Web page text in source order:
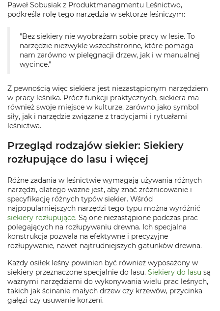
Paweł Sobusiak z Produktmanagmentu Leśnictwo,
podkreśla rolę tego narzędzia w sektorze leśniczym:
"Bez siekiery nie wyobrażam sobie pracy w lesie. To
narzędzie niezwykle wszechstronne, które pomaga
nam zarówno w pielęgnacji drzew, jak i w manualnej
wycince."
Z pewnością więc siekiera jest niezastąpionym narzędziem
w pracy leśnika. Prócz funkcji praktycznych, siekiera ma
również swoje miejsce w kulturze, zarówno jako symbol
siły, jak i narzędzie związane z tradycjami i rytuałami
leśnictwa.
Przegląd rodzajów siekier: Siekiery
rozłupujące do lasu i więcej
Różne zadania w leśnictwie wymagają używania różnych
narzędzi, dlatego ważne jest, aby znać zróżnicowanie i
specyfikację różnych typów siekier. Wśród
najpopularniejszych narzędzi tego typu można wyróżnić
siekiery rozłupujące. Są one niezastąpione podczas prac
polegających na rozłupywaniu drewna. Ich specjalna
konstrukcja pozwala na efektywne i precyzyjne
rozłupywanie, nawet najtrudniejszych gatunków drewna.
Każdy osiłek leśny powinien być również wyposażony w
siekiery przeznaczone specjalnie do lasu. Siekiery do lasu są
ważnymi narzędziami do wykonywania wielu prac leśnych,
takich jak ścinanie małych drzew czy krzewów, przycinka
gałęzi czy usuwanie korzeni.